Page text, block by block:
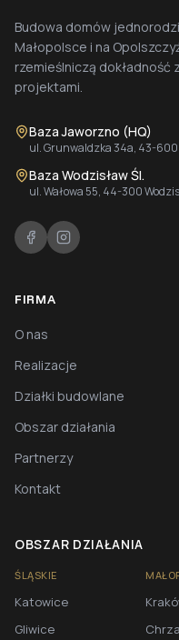
Budowa domów
Małopolsce i na
rzemieślniczą
projektami.
Baza Jaworzno (HQ)
ul. Grunwaldzka 34a, 43-
Baza Wodzisław Śl.
ul. Wałowa 55, 44-300
FIRMA
O nas
Realizacje
Działki budowlane
Obszar działania
Partnerzy
Kontakt
OBSZAR DZIAŁANIA
ŚLĄSKIE
Katowice
Gliwice